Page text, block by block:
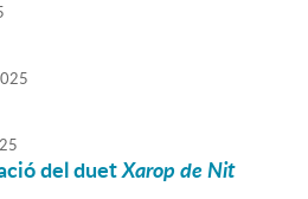
del duetXarop de Nit